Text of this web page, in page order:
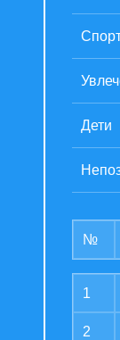
Дети
№
1
2